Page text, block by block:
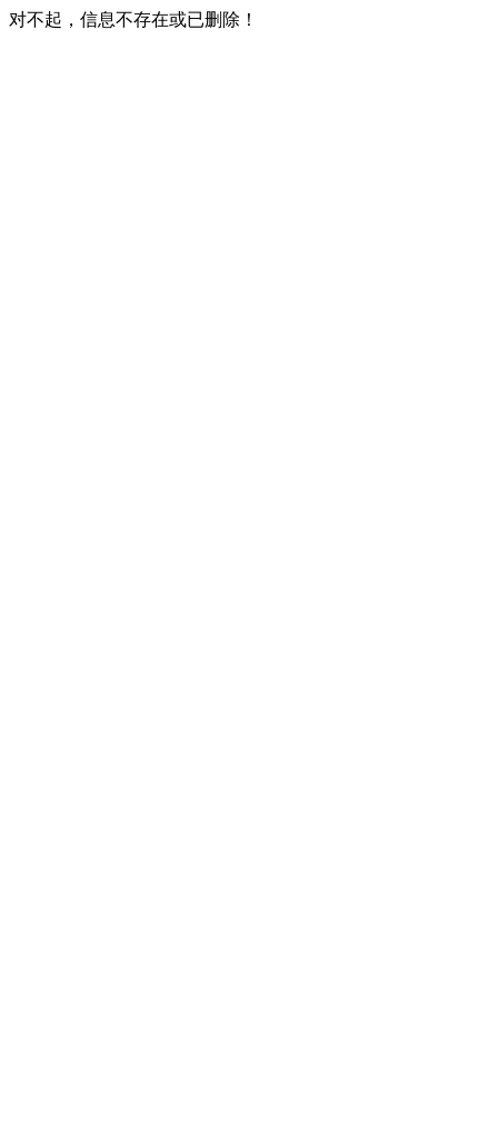
对不起，信息不存在或已删除！